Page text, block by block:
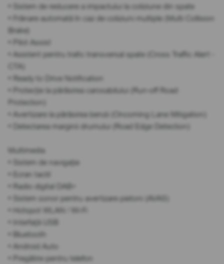
• Sistem de reducere a impactului la coliziune din spate
• Frânare automată în caz de coliziuni multiple (Multi Collision
Brake)
• Pilot Assist
• Asistent pentru trafic transversal spate (Cross Traffic Alert -
CTA)
• Ready to Drive Notification
• Protecție la părăsirea carosabilului (Run-off Road
Protection)
• Avertizare la părăsirea benzii (Oncoming Lane Mitigation)
• Detectarea marginii drumului (Road Edge Detection)
Multimedia
• Sistem de navigație
• Ecran tactil
• Radio digital DAB+
• Sistem sonor pentru avertizare pietoni (AVAS)
• Hotspot WLAN / Wi-Fi
• Interfață USB
• Bluetooth
• Android Auto
• Pregătire pentru telefon